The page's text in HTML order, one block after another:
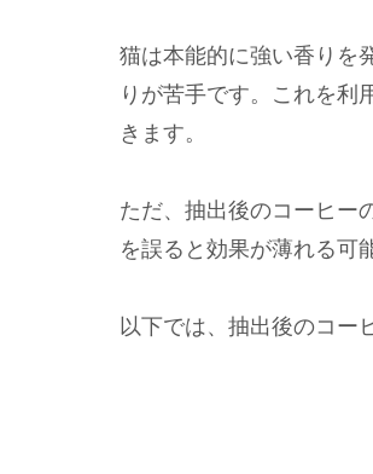
猫は本能的に強い香りを
りが苦手です。これを利
きます。
ただ、抽出後のコーヒー
を誤ると効果が薄れる可
以下では、抽出後のコー